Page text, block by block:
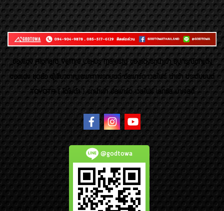
ของเเต่ง Alphard Vellfire Lexus Majesty ของเเต่งรถนำเข้า อุปกรณ์ตกแต่ง
ของแต่ง ชุดล้อ ผู้เชี่ยวชาญเฉพาะทางรถยนต์ อัลพาร์ด เวลไฟร์ นำเข้า ประดับยนต์
TOYOTA ( โตโยต้า ) รถนำเข้า อัลพาร์ด เวลไฟร์ เลกซัส มาเจสตี้
@godtowa